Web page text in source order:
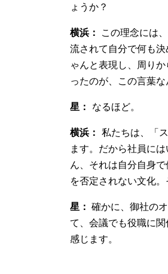
ょうか？
横浜： この理念には
流されて自分で何も
ゃんと表現し、周り
ったのが、この言葉な
星： なるほど。
横浜： 私たちは、「
ます。だから社員に
ん、それは自分自身
を否定されない文化
星： 確かに、御社の
て、会議でも役職に
感じます。